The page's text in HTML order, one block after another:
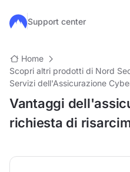
Salta al contenuto principale
Support center
Home
Scopri altri prodotti di Nord
Servizi dell'Assicurazione
Vantaggi
richiesta di